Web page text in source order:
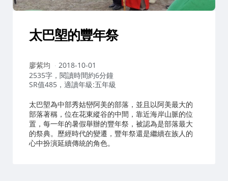
太巴塱的豐年祭
作
者：
廖紫均
2018-10-01
2535字，閱讀時間約6分鐘
SR值485，適讀年級:五年級
太巴塱為中部秀姑巒阿美的部落，並且以阿美最大的
部落著稱，位在花東縱谷的中間，靠近海岸山脈的位
置，每一年的暑假舉辦的豐年祭，被認為是部落最大
的祭典。歷經時代的變遷，豐年祭還是繼續在族人的
心中扮演延續傳統的角色。